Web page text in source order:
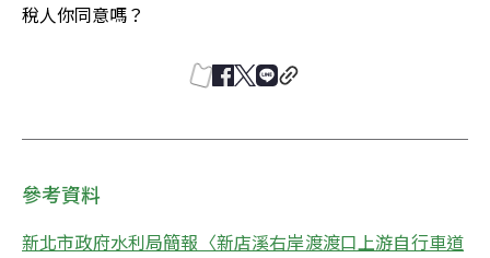
稅人你同意嗎？
參考資料
新北市政府水利局簡報〈新店溪右岸渡渡口上游自行車道